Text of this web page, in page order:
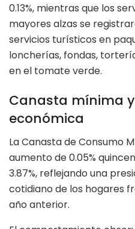
0.13%, mientras que los
mayores alzas se
servicios turísticos en
loncherías, fondas,
en el tomate verde.
Canasta mínima
económica
La Canasta de Consumo
aumento de 0.05%
3.87%, reflejando una
cotidiano de los hogares
año anterior.